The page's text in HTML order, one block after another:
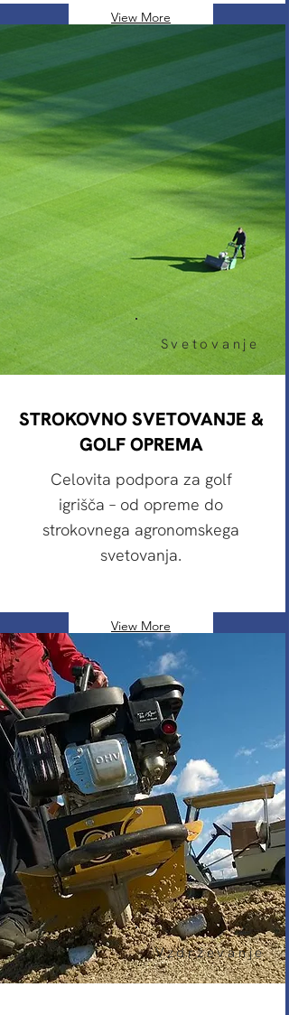
View More
Svetovanje
STROKOVNO SVETOVANJE &
GOLF OPREMA
Celovita podpora za golf
igrišča – od opreme do
strokovnega agronomskega
svetovanja.
View More
Vzdrževanje